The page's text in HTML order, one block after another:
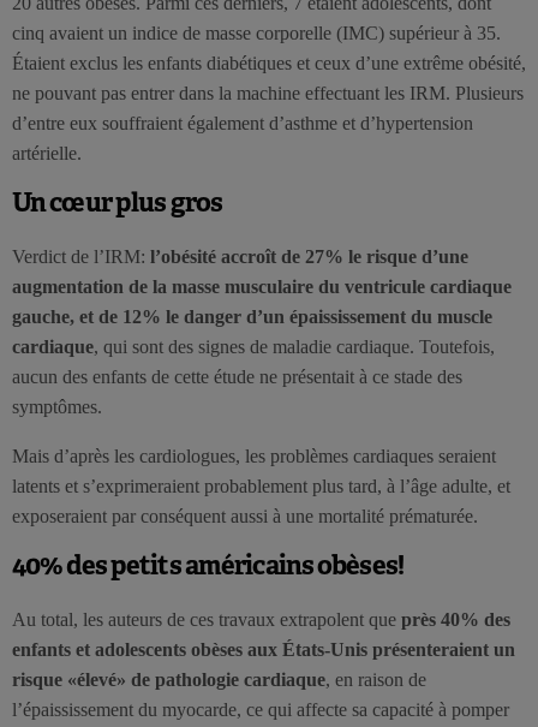
cinq avaient un indice de masse corporelle (IMC) supérieur à 35.
Étaient exclus les enfants diabétiques et ceux d’une extrême obésité,
ne pouvant pas entrer dans la machine effectuant les IRM. Plusieurs
d’entre eux souffraient également d’asthme et d’hypertension
artérielle.
Un cœur plus gros
Verdict de l’IRM: l’obésité accroît de 27% le risque d’une
augmentation de la masse musculaire du ventricule cardiaque
gauche, et de 12% le danger d’un épaississement du muscle
cardiaque, qui sont des signes de maladie cardiaque. Toutefois,
aucun des enfants de cette étude ne présentait à ce stade des
symptômes.
Mais d’après les cardiologues, les problèmes cardiaques seraient
latents et s’exprimeraient probablement plus tard, à l’âge adulte, et
exposeraient par conséquent aussi à une mortalité prématurée.
40% des petits américains obèses!
Au total, les auteurs de ces travaux extrapolent que près 40% des
enfants et adolescents obèses aux États-Unis présenteraient un
risque «élevé» de pathologie cardiaque, en raison de
l’épaississement du myocarde, ce qui affecte sa capacité à pomper